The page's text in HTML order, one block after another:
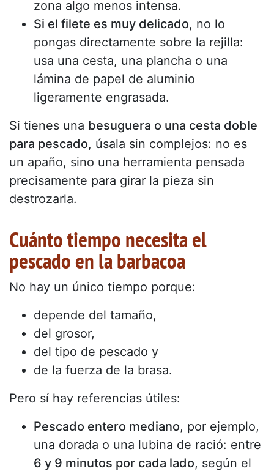
zona algo menos intensa.
Si el filete es muy delicado, no lo
pongas directamente sobre la rejilla:
usa una cesta, una plancha o una
lámina de papel de aluminio
ligeramente engrasada.
Si tienes una besuguera o una cesta doble
para pescado, úsala sin complejos: no es
un apaño, sino una herramienta pensada
precisamente para girar la pieza sin
destrozarla.
Cuánto tiempo necesita el
pescado en la barbacoa
No hay un único tiempo porque:
depende del tamaño,
del grosor,
del tipo de pescado y
de la fuerza de la brasa.
Pero sí hay referencias útiles:
Pescado entero mediano, por ejemplo,
una dorada o una lubina de ració: entre
6 y 9 minutos por cada lado, según el